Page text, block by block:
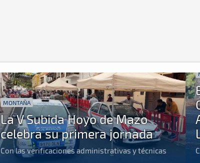
MONTAÑA
La V Subida Hoyo de Mazo
celebra su primera jornada
Con las verificaciones administrativas y técnicas